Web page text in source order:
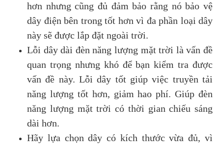
hơn nhưng cũng đủ đảm bảo rằng nó bảo vệ
dây điện bên trong tốt hơn vì đa phần loại dây
này sẽ được lắp đặt ngoài trời.
Lỗi dây dài đèn năng lượng mặt trời là vấn đề
quan trọng nhưng khó để bạn kiểm tra được
vấn đề này. Lỗi dây tốt giúp việc truyền tải
năng lượng tốt hơn, giảm hao phí. Giúp đèn
năng lượng mặt trời có thời gian chiếu sáng
dài hơn.
Hãy lựa chọn dây có kích thước vừa đủ, vì